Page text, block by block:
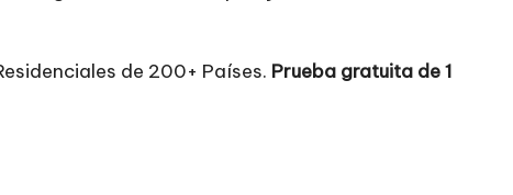
de 200+ Países. Prueba gratuita de 1